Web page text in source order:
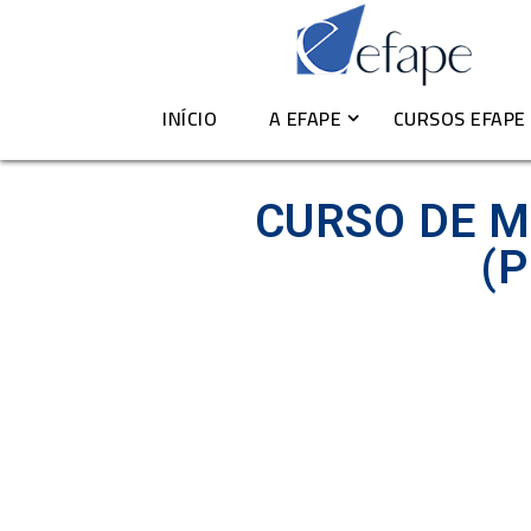
INÍCIO A EFAPE CURSOS EFAPE
CURSO DE